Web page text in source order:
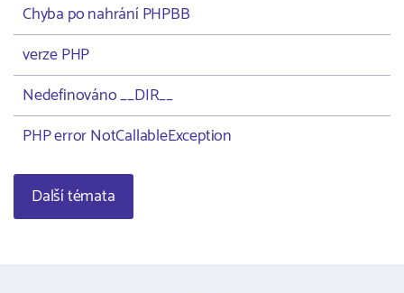
Chyba po nahrání PHPBB
verze PHP
Nedefinováno __DIR__
PHP error NotCallableException
Další témata